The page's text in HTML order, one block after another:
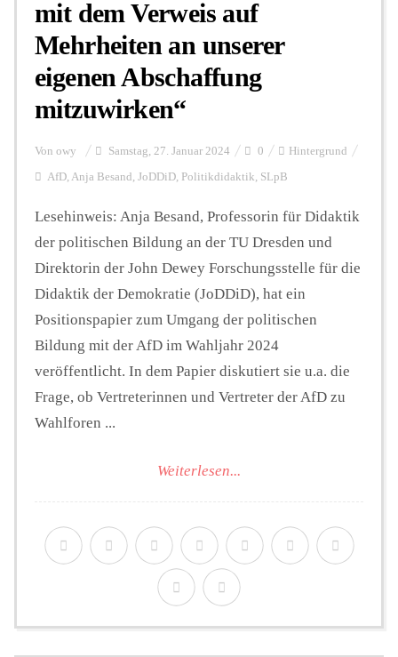
mit dem Verweis auf
Mehrheiten an unserer
eigenen Abschaffung
mitzuwirken“
Von owy Samstag, 27. Januar 2024 0 Hintergrund
AfD, Anja Besand, JoDDiD, Politikdidaktik, SLpB
Lesehinweis: Anja Besand, Professorin für Didaktik
der politischen Bildung an der TU Dresden und
Direktorin der John Dewey Forschungsstelle für die
Didaktik der Demokratie (JoDDiD), hat ein
Positionspapier zum Umgang der politischen
Bildung mit der AfD im Wahljahr 2024
veröffentlicht. In dem Papier diskutiert sie u.a. die
Frage, ob Vertreterinnen und Vertreter der AfD zu
Wahlforen ...
Weiterlesen...